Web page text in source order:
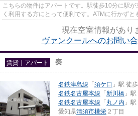
こちらの物件はアパートです。駅徒歩10分に駅
く利用する方にとって便利です。ATMに行かず
現在空室情報があり
ヴァンクールへのお問い
賃貸｜アパート 奏
名鉄津島線 「 須ケ口 」駅 徒
名鉄名古屋本線 「 新川橋 」
名鉄名古屋本線 「 丸ノ内 」
愛知県清須市桃栄 ２丁目